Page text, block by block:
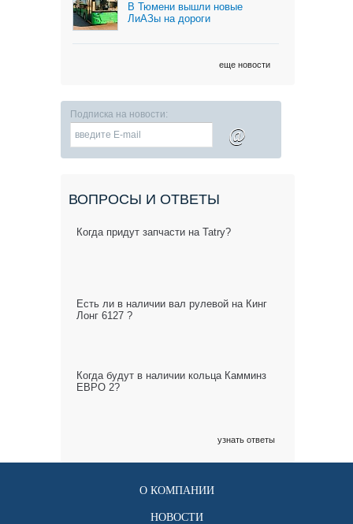
В Тюмени вышли новые
ЛиАЗы на дороги
еще новости
Подписка на новости:
@
ВОПРОСЫ И ОТВЕТЫ
Когда придут запчасти на Tatry?
Есть ли в наличии вал рулевой на Кинг
Лонг 6127 ?
Когда будут в наличии кольца Камминз
ЕВРО 2?
узнать ответы
О КОМПАНИИ
НОВОСТИ